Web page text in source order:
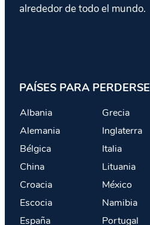
alrededor de todo el mundo.
PAÍSES PARA PERDERSE
Albania
Alemania
Bélgica
China
Croacia
Escocia
España
Grecia
Inglaterra
Italia
Lituania
México
Namibia
Portugal